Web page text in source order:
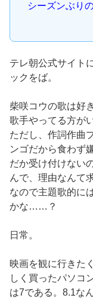
シーズンぶり
テレ朝公式サイト
ックをば。
柴咲コウの歌は好
歌手やってる方が
ただし、作詞作曲
ンゴだから食わず
だか受け付けない
んで、理由なんて
なので主題歌的に
かな……？
日常。
映画を観に行きた
しく買ったパソコ
は7である。8.1な